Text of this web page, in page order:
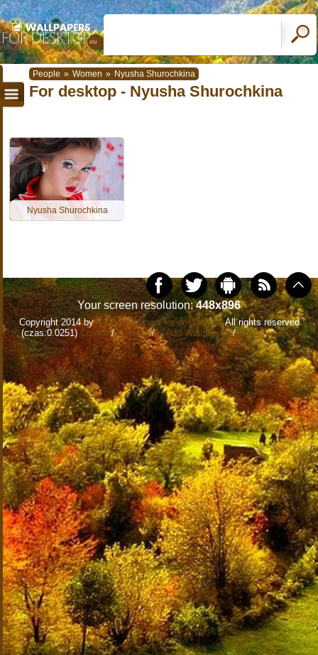
People » Women » Nyusha Shurochkina
For desktop - Nyusha Shurochkina
Nyusha Shurochkina
Your screen resolution:448x896
Copyright 2014 bywww.wallpapers-for-desktop.euAll rights reserved
(czas:0.0251) Cookie/Contact/+ Add Wallpapers/Privacy policy